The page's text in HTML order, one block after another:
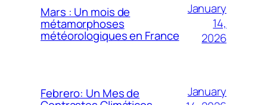
Mars : Un mois de
métamorphoses
météorologiques en France
January
14,
2026
Febrero: Un Mes de
January